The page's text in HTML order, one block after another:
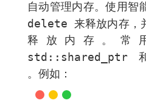
自动管理内存。使用智
delete来释放内存，
释放内存。常
std::shared_ptr
。例如：